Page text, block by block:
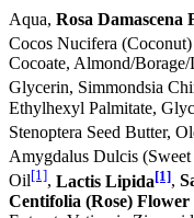
Aqua, Rosa Damascena
Cocos Nucifera
Cocoate, Almond/
Glycerin, Simmondsia
Ethylhexyl Palmitate,
Stenoptera Seed Butter,
Amygdalus Dulcis
Oil[1], Lactis Lipida[1],
Centifolia (Rose)